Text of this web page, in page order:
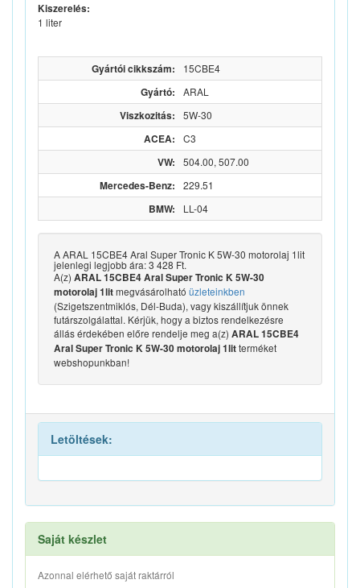
Kiszerelés:
1 liter
Gyártói cikkszám: 15CBE4
Gyártó: ARAL
Viszkozitás: 5W-30
ACEA: C3
VW: 504.00, 507.00
Mercedes-Benz: 229.51
BMW: LL-04
A ARAL 15CBE4 Aral Super Tronic K 5W-30 motorolaj 1lit
jelenlegi legjobb ára: 3 428 Ft.
A(z) ARAL 15CBE4 Aral Super Tronic K 5W-30
motorolaj 1litmegvásárolható üzleteinkben
(Szigetszentmiklós, Dél-Buda), vagy kiszállítjuk önnek
futárszolgálattal. Kérjük, hogy a biztos rendelkezésre
állás érdekében előre rendelje meg a(z) ARAL 15CBE4
Aral Super Tronic K 5W-30 motorolaj 1litterméket
webshopunkban!
Letöltések:
Saját készlet
Azonnal elérhető saját raktárról